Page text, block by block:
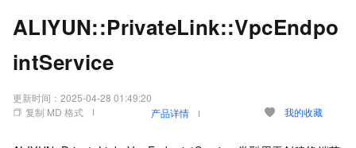
ALIYUN::PrivateLink::VpcEndpo
intService
更新时间： 2025-04-28 01:49:20
复制 MD 格式
产品详情 我的收藏